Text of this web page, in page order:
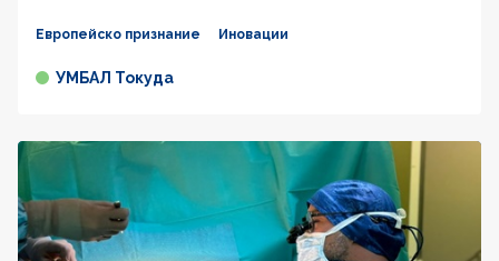
Европейско признание Иновации
УМБАЛ Токуда